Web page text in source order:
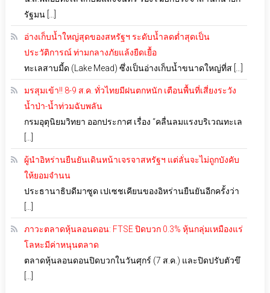
รัฐมน […]
อ่างเก็บน้ำใหญ่สุดของสหรัฐฯ ระดับน้ำลดต่ำสุดเป็น
ประวัติการณ์ ท่ามกลางภัยแล้งยืดเยื้อ
ทะเลสาบมี้ด (Lake Mead) ซึ่งเป็นอ่างเก็บน้ำขนาดใหญ่ที่ส […]
มรสุมเข้า!! 8-9 ส.ค. ทั่วไทยมีฝนตกหนัก เตือนพื้นที่เสี่ยงระวัง
น้ำป่า-น้ำท่วมฉับพลัน
กรมอุตุนิยมวิทยา ออกประกาศ เรื่อง “คลื่นลมแรงบริเวณทะเล
ผู้นำอิหร่านยืนยันเดินหน้าเจรจาสหรัฐฯ แต่ลั่นจะไม่ถูกบังคับ
ให้ยอมจำนน
ประธานาธิบดีมาซูด เปเซชเคียนของอิหร่านยืนยันอีกครั้งว่า
ภาวะตลาดหุ้นลอนดอน: FTSE ปิดบวก 0.3% หุ้นกลุ่มเหมืองแร่
โลหะมีค่าหนุนตลาด
ตลาดหุ้นลอนดอนปิดบวกในวันศุกร์ (7 ส.ค.) และปิดปรับตัวขึ